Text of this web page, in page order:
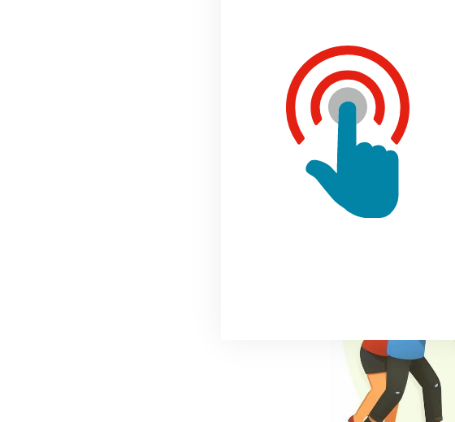
informatiebeveiliging en privacy. Als
Wilt u meer weten over privacy in